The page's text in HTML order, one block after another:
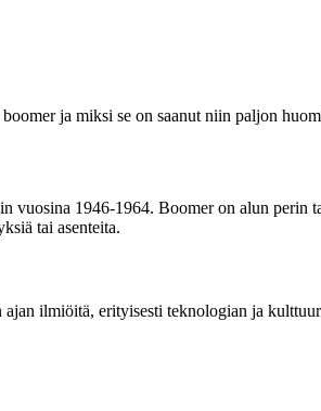
ja miksi se on saanut niin paljon
vuosina 1946-1964. Boomer on alun perin
tai asenteita.
ilmiöitä, erityisesti teknologian ja